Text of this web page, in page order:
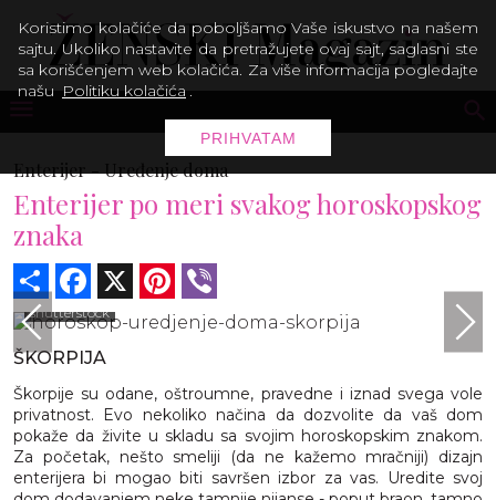
Enterijer -Uređenje doma
Enterijer po meri svakog horoskopskog
znaka
Share Facebook Pinterest
shutterstock
ŠKORPIJA
Škorpije su odane, oštroumne, pravedne i iznad svega vole
privatnost. Evo nekoliko načina da dozvolite da vaš dom
pokaže da živite u skladu sa svojim horoskopskim znakom.
Za početak, nešto smeliji (da ne kažemo mračniji) dizajn
enterijera bi mogao biti savršen izbor za vas. Uredite svoj
Koristimo kolačiće da poboljšamo Vaše iskustvo na našem
sajtu. Ukoliko nastavite da pretražujete ovaj sajt, saglasni ste
sa korišćenjem web kolačića. Za više informacija pogledajte
našu Politiku kolačića .
PRIHVATAM